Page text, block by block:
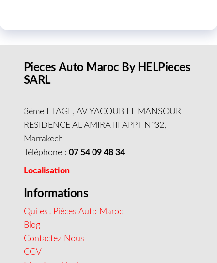
Pieces Auto Maroc By HELPieces
SARL
3éme ETAGE, AV YACOUB EL MANSOUR
RESIDENCE AL AMIRA III APPT N°32,
Marrakech
Téléphone : 07 54 09 48 34
Localisation
Informations
Qui est Pièces Auto Maroc
Blog
Contactez Nous
CGV